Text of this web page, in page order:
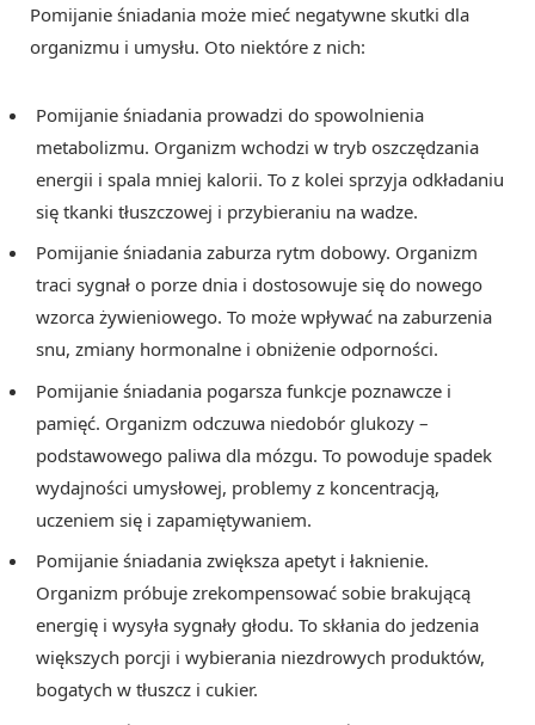
Pomijanie śniadania może mieć negatywne skutki dla
organizmu i umysłu. Oto niektóre z nich:
Pomijanie śniadania prowadzi do spowolnienia
metabolizmu. Organizm wchodzi w tryb oszczędzania
energii i spala mniej kalorii. To z kolei sprzyja odkładaniu
się tkanki tłuszczowej i przybieraniu na wadze.
Pomijanie śniadania zaburza rytm dobowy. Organizm
traci sygnał o porze dnia i dostosowuje się do nowego
wzorca żywieniowego. To może wpływać na zaburzenia
snu, zmiany hormonalne i obniżenie odporności.
Pomijanie śniadania pogarsza funkcje poznawcze i
pamięć. Organizm odczuwa niedobór glukozy –
podstawowego paliwa dla mózgu. To powoduje spadek
wydajności umysłowej, problemy z koncentracją,
uczeniem się i zapamiętywaniem.
Pomijanie śniadania zwiększa apetyt i łaknienie.
Organizm próbuje zrekompensować sobie brakującą
energię i wysyła sygnały głodu. To skłania do jedzenia
większych porcji i wybierania niezdrowych produktów,
bogatych w tłuszcz i cukier.